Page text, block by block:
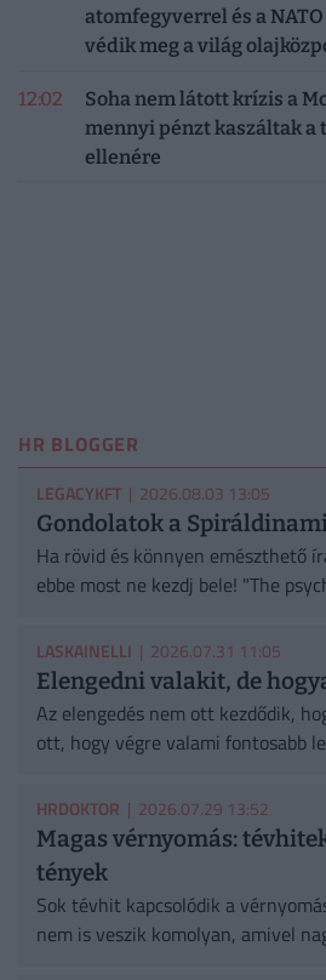
atomfegyverrel és a
védik meg a világ
12:02
Soha nem látott krízis a
mennyi pénzt kaszáltak
ellenére
HR BLOGGER
LEGACYKFT | 2026.08.03 13:05
Gondolatok a
Ha rövid és könnyen emészthető
ebbe most ne kezdj bele! "The
LASKAINELLI | 2026.07.31 11:05
Elengedni valakit, de
Az elengedés nem ott kezdődik,
ott, hogy végre valami fontosabb
HRDOKTOR | 2026.07.29 13:52
Magas vérnyomás:
tények
Sok tévhit kapcsolódik a
nem is veszik komolyan, amivel